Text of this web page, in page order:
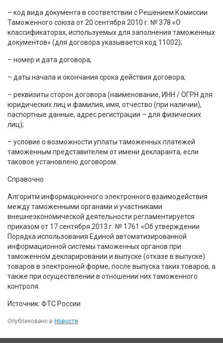
– код вида документа в соответствии с Решением Комиссии
Таможенного союза от 20 сентября 2010 г. № 378 «О
классификаторах, используемых для заполнения таможенных
документов» (для договора указывается код 11002);
– номер и дата договора;
– даты начала и окончания срока действия договора;
– реквизиты сторон договора (наименование, ИНН / ОГРН для
юридических лиц и фамилия, имя, отчество (при наличии),
паспортные данные, адрес регистрации – для физических
лиц);
– условие о возможности уплаты таможенных платежей
таможенным представителем от имени декларанта, если
таковое установлено договором.
Справочно
Алгоритм информационного электронного взаимодействия
между таможенными органами и участниками
внешнеэкономической деятельности регламентируется
приказом от 17 сентября 2013 г. № 1761 «Об утверждении
Порядка использования Единой автоматизированной
информационной системы таможенных органов при
таможенном декларировании и выпуске (отказе в выпуске)
товаров в электронной форме, после выпуска таких товаров, а
также при осуществлении в отношении них таможенного
контроля.
Источник: ФТС России
Опубликовано в Новости